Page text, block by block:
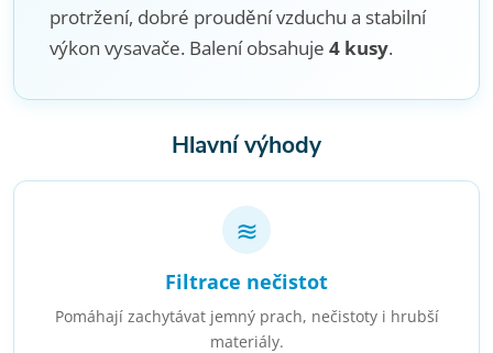
protržení, dobré proudění vzduchu a stabilní
výkon vysavače. Balení obsahuje 4 kusy.
Hlavní výhody
≋
Filtrace nečistot
Pomáhají zachytávat jemný prach, nečistoty i hrubší
materiály.